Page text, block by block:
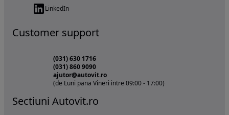
LinkedIn
Customer support
(031) 630 1716
(031) 860 9090
ajutor@autovit.ro
(de Luni pana Vineri intre 09:00 - 17:00)
Sectiuni Autovit.ro